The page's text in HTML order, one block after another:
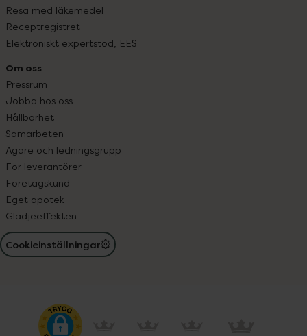
Resa med läkemedel
Receptregistret
Elektroniskt expertstöd, EES
Om oss
Pressrum
Jobba hos oss
Hållbarhet
Samarbeten
Ägare och ledningsgrupp
För leverantörer
Företagskund
Eget apotek
Glädjeeffekten
Cookieinställningar